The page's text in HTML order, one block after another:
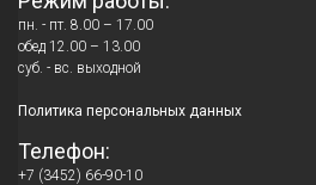
пн. - пт. 8.00 – 17.00
обед 12.00 – 13.00
суб. - вс. выходной
Политика персональных данных
Телефон:
+7 (3452) 66-90-10